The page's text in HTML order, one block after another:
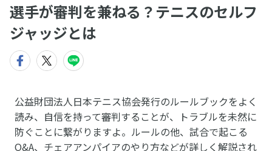
選手が審判を兼ねる？テニスのセルフ
ジャッジとは
公益財団法人日本テニス協会発行のルールブックをよく
読み、自信を持って審判することが、トラブルを未然に
防ぐことに繋がりますよ。ルールの他、試合で起こる
Q&A、チェアアンパイアのやり方などが詳しく解説され